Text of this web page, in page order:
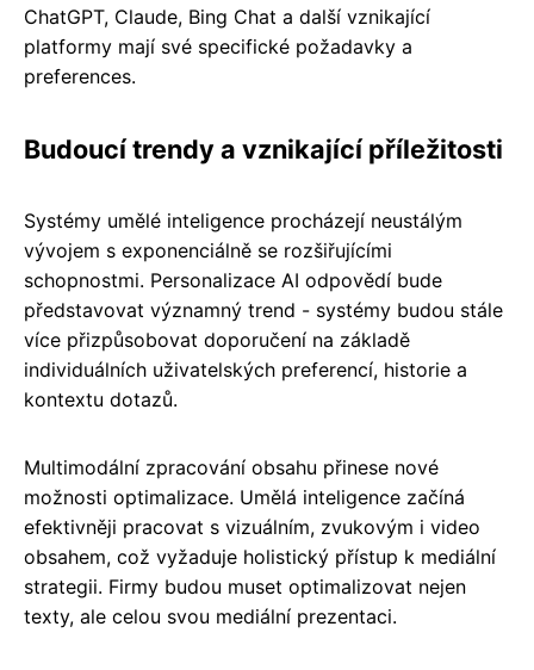
ChatGPT, Claude, Bing Chat a další vznikající
platformy mají své specifické požadavky a
preferences.
Budoucí trendy a vznikající příležitosti
Systémy umělé inteligence procházejí neustálým
vývojem s exponenciálně se rozšiřujícími
schopnostmi. Personalizace AI odpovědí bude
představovat významný trend - systémy budou stále
více přizpůsobovat doporučení na základě
individuálních uživatelských preferencí, historie a
kontextu dotazů.
Multimodální zpracování obsahu přinese nové
možnosti optimalizace. Umělá inteligence začíná
efektivněji pracovat s vizuálním, zvukovým i video
obsahem, což vyžaduje holistický přístup k mediální
strategii. Firmy budou muset optimalizovat nejen
texty, ale celou svou mediální prezentaci.